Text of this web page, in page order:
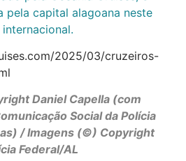
pela capital alagoana neste
2025/03/cruzeiros-
Daniel Capella (com
Social da Polícia
/ Imagens (©) Copyright
Federal/AL